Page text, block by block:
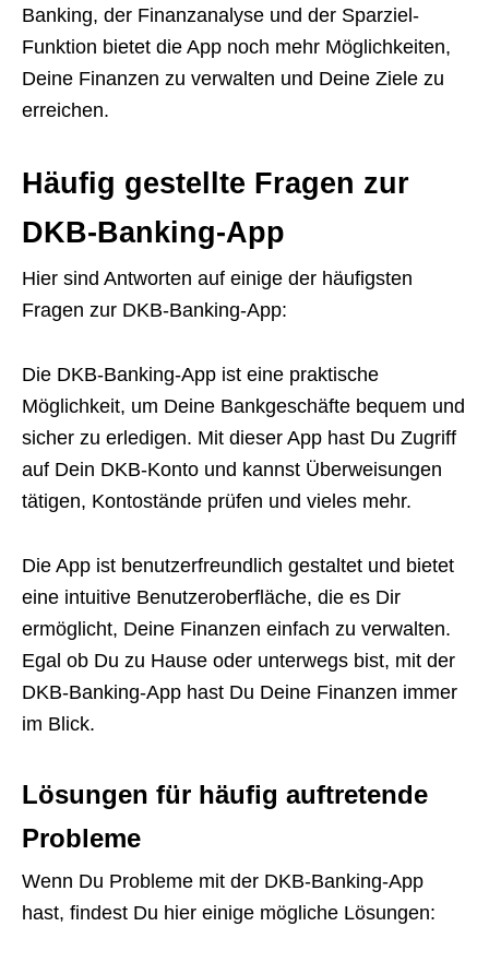
Banking, der Finanzanalyse und der Sparziel-
Funktion bietet die App noch mehr Möglichkeiten,
Deine Finanzen zu verwalten und Deine Ziele zu
erreichen.
Häufig gestellte Fragen zur
DKB-Banking-App
Hier sind Antworten auf einige der häufigsten
Fragen zur DKB-Banking-App:
Die DKB-Banking-App ist eine praktische
Möglichkeit, um Deine Bankgeschäfte bequem und
sicher zu erledigen. Mit dieser App hast Du Zugriff
auf Dein DKB-Konto und kannst Überweisungen
tätigen, Kontostände prüfen und vieles mehr.
Die App ist benutzerfreundlich gestaltet und bietet
eine intuitive Benutzeroberfläche, die es Dir
ermöglicht, Deine Finanzen einfach zu verwalten.
Egal ob Du zu Hause oder unterwegs bist, mit der
DKB-Banking-App hast Du Deine Finanzen immer
im Blick.
Lösungen für häufig auftretende
Probleme
Wenn Du Probleme mit der DKB-Banking-App
hast, findest Du hier einige mögliche Lösungen: